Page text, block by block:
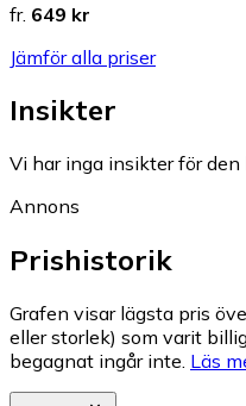
fr. 649 kr
Jämför alla priser
Insikter
Vi har inga insikter för den
Annons
Prishistorik
Grafen visar lägsta pris
eller storlek) som varit
begagnat ingår inte. Läs